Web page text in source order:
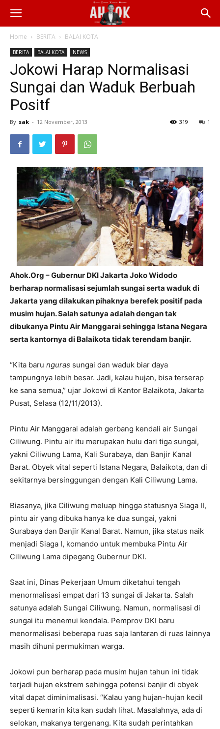
Home BERITA BALAI KOTA
BERITA BALAI KOTA NEWS
Jokowi Harap Normalisasi
Sungai dan Waduk Berbuah
Positf
By sak - 12 November, 2013 1
319
Ahok.Org – Gubernur DKI Jakarta Joko Widodo
berharap normalisasi sejumlah sungai serta waduk di
Jakarta yang dilakukan pihaknya berefek positif pada
musim hujan. Salah satunya adalah dengan tak
dibukanya Pintu Air Manggarai sehingga Istana Negara
serta kantornya di Balaikota tidak terendam banjir.
“Kita baru nguras sungai dan waduk biar daya
tampungnya lebih besar. Jadi, kalau hujan, bisa terserap
ke sana semua,” ujar Jokowi di Kantor Balaikota, Jakarta
Pusat, Selasa (12/11/2013).
Pintu Air Manggarai adalah gerbang kendali air Sungai
Ciliwung. Pintu air itu merupakan hulu dari tiga sungai,
yakni Ciliwung Lama, Kali Surabaya, dan Banjir Kanal
Barat. Obyek vital seperti Istana Negara, Balaikota, dan di
sekitarnya bersinggungan dengan Kali Ciliwung Lama.
Biasanya, jika Ciliwung meluap hingga statusnya Siaga II,
pintu air yang dibuka hanya ke dua sungai, yakni
Surabaya dan Banjir Kanal Barat. Namun, jika status naik
menjadi Siaga I, komando untuk membuka Pintu Air
Ciliwung Lama dipegang Gubernur DKI.
Saat ini, Dinas Pekerjaan Umum diketahui tengah
menormalisasi empat dari 13 sungai di Jakarta. Salah
satunya adalah Sungai Ciliwung. Namun, normalisasi di
sungai itu menemui kendala. Pemprov DKI baru
menormalisasi beberapa ruas saja lantaran di ruas lainnya
masih dihuni permukiman warga.
Jokowi pun berharap pada musim hujan tahun ini tidak
terjadi hujan ekstrem sehingga potensi banjir di obyek
vital dapat diminimalisasi. “Kalau yang hujan-hujan kecil
seperti kemarin kita kan sudah lihat. Masalahnya, ada di
selokan, makanya tergenang. Kita sudah perintahkan